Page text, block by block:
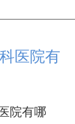
医院有
院有哪